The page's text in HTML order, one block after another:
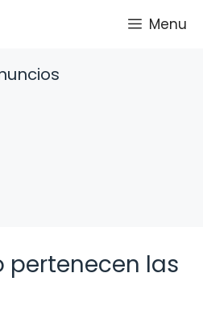
Menu
pertenecen las